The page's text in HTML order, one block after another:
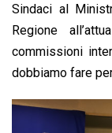
Sindaci al
Regione
commissioni
dobbiamo fare